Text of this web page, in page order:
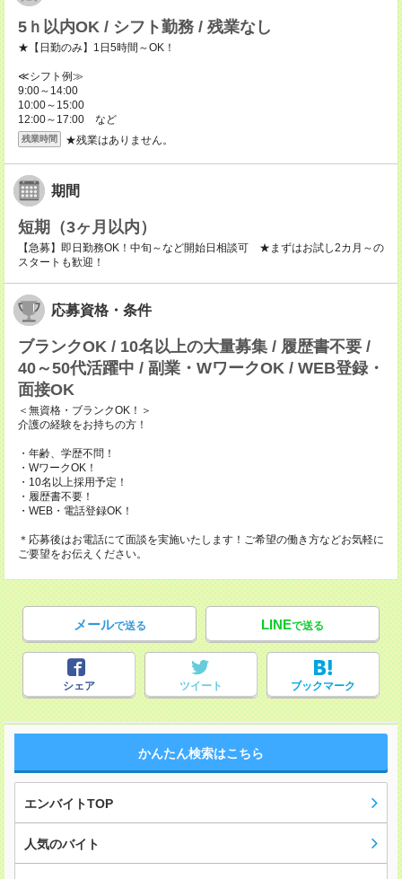
5ｈ以内OK / シフト勤務 / 残業なし
★【日勤のみ】1日5時間～OK！
≪シフト例≫
9:00～14:00
10:00～15:00
12:00～17:00 など
残業時間 ★残業はありません。
期間
短期（3ヶ月以内）
【急募】即日勤務OK！中旬～など開始日相談可 ★まずはお試し2カ月～の
スタートも歓迎！
応募資格・条件
ブランクOK / 10名以上の大量募集 / 履歴書不要 /
40～50代活躍中 / 副業・WワークOK / WEB登録・
面接OK
＜無資格・ブランクOK！＞
介護の経験をお持ちの方！
・年齢、学歴不問！
・WワークOK！
・10名以上採用予定！
・履歴書不要！
・WEB・電話登録OK！
＊応募後はお電話にて面談を実施いたします！ご希望の働き方などお気軽に
ご要望をお伝えください。
メールで送る LINEで送る
シェア ツイート ブックマーク
かんたん検索はこちら
エンバイトTOP
人気のバイト